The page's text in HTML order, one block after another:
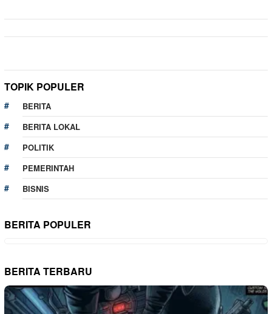
TOPIK POPULER
BERITA
BERITA LOKAL
POLITIK
PEMERINTAH
BISNIS
BERITA POPULER
BERITA TERBARU